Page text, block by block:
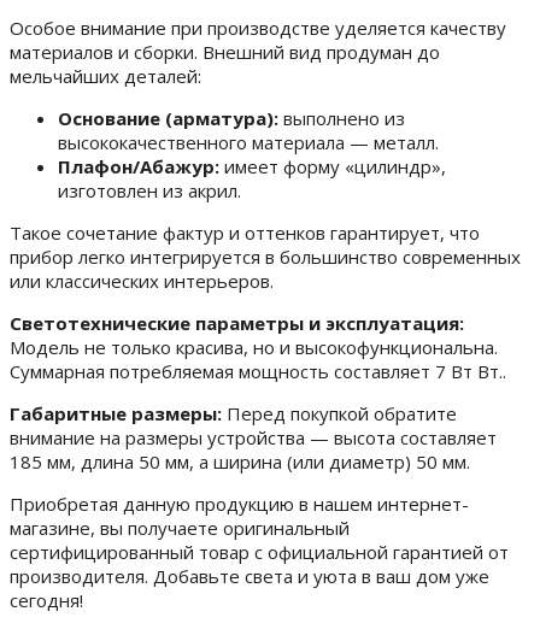
Особое внимание при производстве уделяется качеству
материалов и сборки. Внешний вид продуман до
мельчайших деталей:
Основание (арматура): выполнено из
высококачественного материала — металл.
Плафон/Абажур: имеет форму «цилиндр»,
изготовлен из акрил.
Такое сочетание фактур и оттенков гарантирует, что
прибор легко интегрируется в большинство современных
или классических интерьеров.
Светотехнические параметры и эксплуатация:
Модель не только красива, но и высокофункциональна.
Суммарная потребляемая мощность составляет 7 Вт Вт..
Габаритные размеры: Перед покупкой обратите
внимание на размеры устройства — высота составляет
185 мм, длина 50 мм, а ширина (или диаметр) 50 мм.
Приобретая данную продукцию в нашем интернет-
магазине, вы получаете оригинальный
сертифицированный товар с официальной гарантией от
производителя. Добавьте света и уюта в ваш дом уже
сегодня!